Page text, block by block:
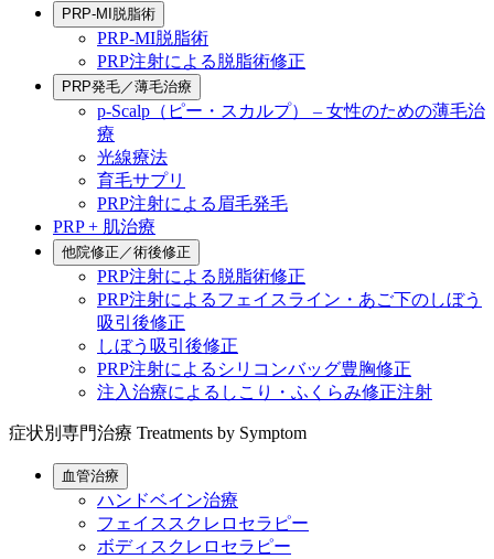
PRP-MI脱脂術
PRP-MI脱脂術
PRP注射による脱脂術修正
PRP発毛／薄毛治療
p-Scalp（ピー・スカルプ） – 女性のための薄毛治
療
光線療法
育毛サプリ
PRP注射による眉毛発毛
PRP + 肌治療
他院修正／術後修正
PRP注射による脱脂術修正
PRP注射によるフェイスライン・あご下のしぼう
吸引後修正
しぼう吸引後修正
PRP注射によるシリコンバッグ豊胸修正
注入治療によるしこり・ふくらみ修正注射
症状別専門治療 Treatments by Symptom
血管治療
ハンドベイン治療
フェイススクレロセラピー
ボディスクレロセラピー